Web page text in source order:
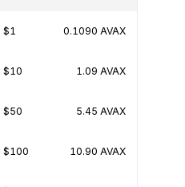
$1 0.1090 AVAX
$10 1.09 AVAX
$50 5.45 AVAX
$100 10.90 AVAX